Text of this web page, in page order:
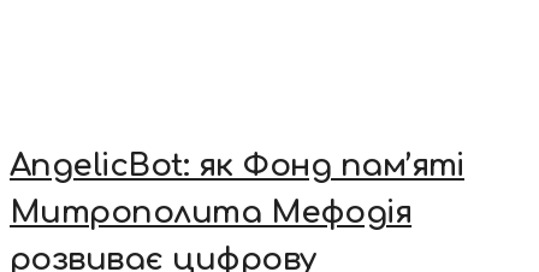
AngelicBot: як Фонд пам’яті
Митрополита Мефодія
розвиває цифрову